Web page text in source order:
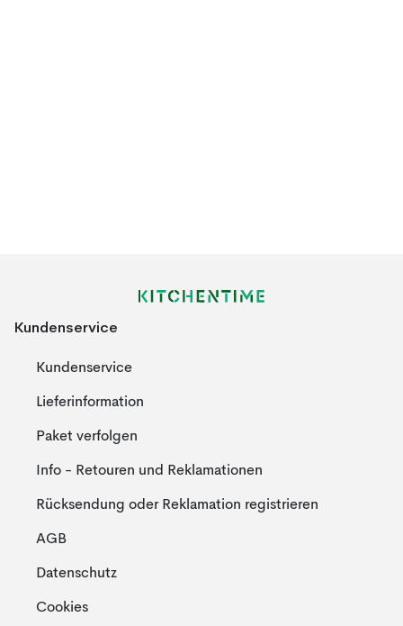
Kundenservice
Kundenservice
Lieferinformation
Paket verfolgen
Info - Retouren und Reklamationen
Rücksendung oder Reklamation registrieren
AGB
Datenschutz
Cookies